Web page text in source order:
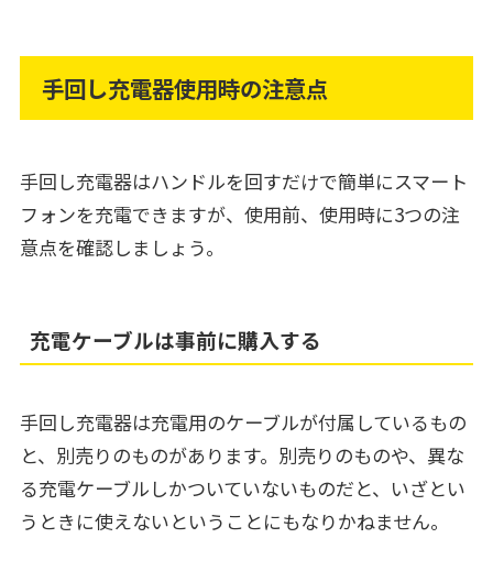
手回し充電器使用時の注意点
手回し充電器はハンドルを回すだけで簡単にスマート
フォンを充電できますが、使用前、使用時に3つの注
意点を確認しましょう。
充電ケーブルは事前に購入する
手回し充電器は充電用のケーブルが付属しているもの
と、別売りのものがあります。別売りのものや、異な
る充電ケーブルしかついていないものだと、いざとい
うときに使えないということにもなりかねません。